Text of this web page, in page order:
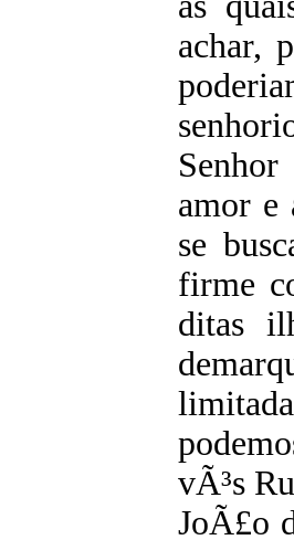
achar,
amor e
se
firme
ditas
vÃ³s
JoÃ£o